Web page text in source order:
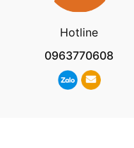
Hotline
0963770608